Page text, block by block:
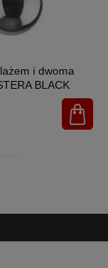
i dwoma
BLACK